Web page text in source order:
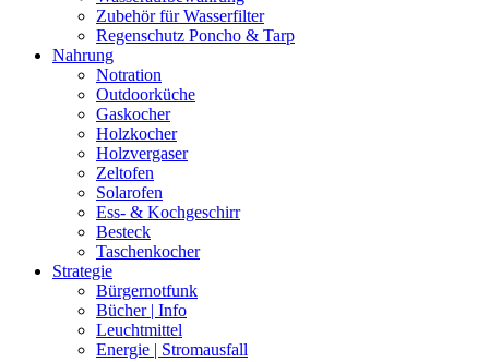
Zubehör für Wasserfilter
Regenschutz Poncho & Tarp
Nahrung
Notration
Outdoorküche
Gaskocher
Holzkocher
Holzvergaser
Zeltofen
Solarofen
Ess- & Kochgeschirr
Besteck
Taschenkocher
Strategie
Bürgernotfunk
Bücher | Info
Leuchtmittel
Energie | Stromausfall